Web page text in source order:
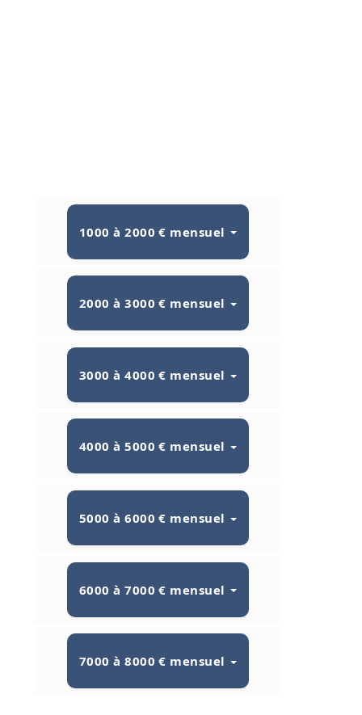
1000 à 2000 € mensuel
2000 à 3000 € mensuel
3000 à 4000 € mensuel
4000 à 5000 € mensuel
5000 à 6000 € mensuel
6000 à 7000 € mensuel
7000 à 8000 € mensuel